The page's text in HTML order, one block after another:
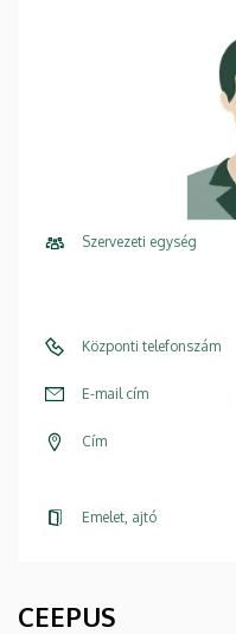
Szervezeti egység
Központi telefonszám
E-mail cím
Cím
Emelet, ajtó
CEEPUS